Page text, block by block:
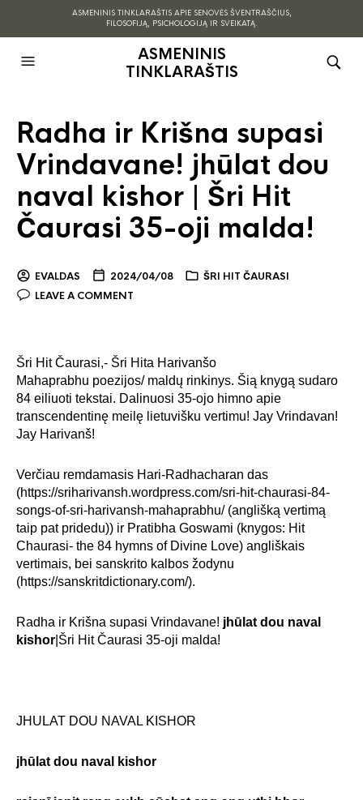
ASMENINIS TINKLARAŠTIS APIE SENOVĖS ŠVENTRAŠČIUS,
FILOSOFIJĄ, PSICHOLOGIJĄ IR SVEIKATĄ.
ASMENINIS
TINKLARAŠTIS
Radha ir Krišna supasi
Vrindavane! jhūlat dou
naval kishor | Šri Hit
Čaurasi 35-oji malda!
EVALDAS 2024/04/08
ŠRI HIT ČAURASI
LEAVE A COMMENT
Šri Hit Čaurasi,- Šri Hita Harivanšo
Mahaprabhu poezijos/ maldų rinkinys. Šią knygą sudaro
84 eiliuoti tekstai. Dalinuosi 35-ojo himno apie
transcendentinę meilę lietuvišku vertimu! Jay Vrindavan!
Jay Harivanš!
Verčiau remdamasis Hari-Radhacharan das
(https://sriharivansh.wordpress.com/sri-hit-chaurasi-84-
songs-of-sri-harivansh-mahaprabhu/ (anglišką vertimą
taip pat pridedu)) ir Pratibha Goswami (knygos: Hit
Chaurasi- the 84 hymns of Divine Love) angliškais
vertimais, bei sanskrito kalbos žodynu
(https://sanskritdictionary.com/).
Radha ir Krišna supasi Vrindavane! jhūlat dou naval
kishor |Šri Hit Čaurasi 35-oji malda!
JHULAT DOU NAVAL KISHOR
jhūlat dou naval kishor